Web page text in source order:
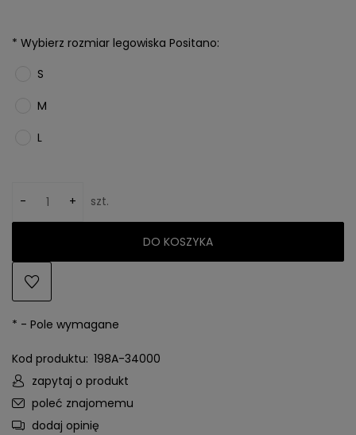
* Wybierz rozmiar legowiska Positano:
S
M
L
- + szt.
DO KOSZYKA
* - Pole wymagane
Kod produktu: 198A-34000
zapytaj o produkt
poleć znajomemu
dodaj opinię